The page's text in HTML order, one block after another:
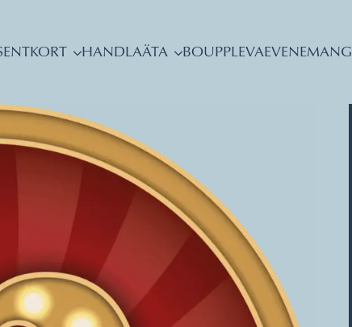
HANDLAÄTA BOUPPLEVAEVENEMANG